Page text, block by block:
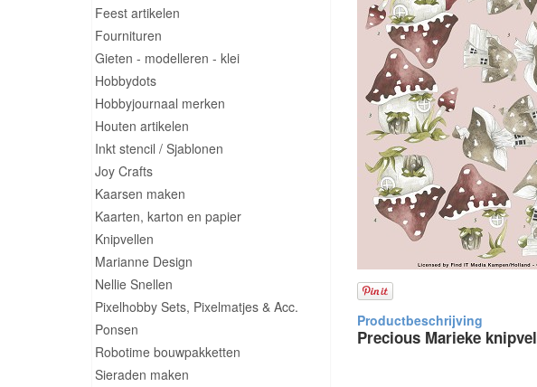
Feest artikelen
Fournituren
Gieten - modelleren - klei
Hobbydots
Hobbyjournaal merken
Houten artikelen
Inkt stencil / Sjablonen
Joy Crafts
Kaarsen maken
Kaarten, karton en papier
Knipvellen
Marianne Design
Nellie Snellen
Pixelhobby Sets, Pixelmatjes & Acc.
Ponsen
Robotime bouwpakketten
Sieraden maken
Precious Marieke knipvel